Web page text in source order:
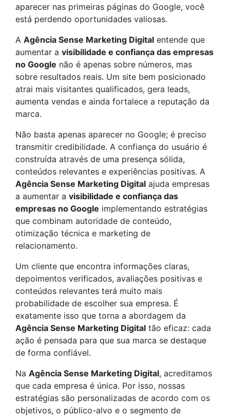
aparecer nas primeiras páginas do Google, você
está perdendo oportunidades valiosas.
A Agência Sense Marketing Digital entende que
aumentar a visibilidade e confiança das empresas
no Google não é apenas sobre números, mas
sobre resultados reais. Um site bem posicionado
atrai mais visitantes qualificados, gera leads,
aumenta vendas e ainda fortalece a reputação da
marca.
Não basta apenas aparecer no Google; é preciso
transmitir credibilidade. A confiança do usuário é
construída através de uma presença sólida,
conteúdos relevantes e experiências positivas. A
Agência Sense Marketing Digital ajuda empresas
a aumentar a visibilidade e confiança das
empresas no Google implementando estratégias
que combinam autoridade de conteúdo,
otimização técnica e marketing de
relacionamento.
Um cliente que encontra informações claras,
depoimentos verificados, avaliações positivas e
conteúdos relevantes terá muito mais
probabilidade de escolher sua empresa. É
exatamente isso que torna a abordagem da
Agência Sense Marketing Digital tão eficaz: cada
ação é pensada para que sua marca se destaque
de forma confiável.
Na Agência Sense Marketing Digital, acreditamos
que cada empresa é única. Por isso, nossas
estratégias são personalizadas de acordo com os
objetivos, o público-alvo e o segmento de